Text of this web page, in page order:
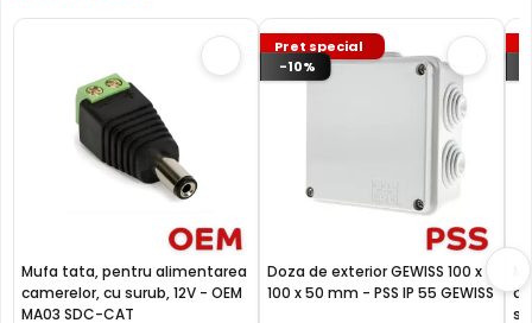
Mufa tata, pentru alimentarea
camerelor, cu surub, 12V - OEM
MA03 SDC-CAT
Pret special
-10%
Doza de exterior GEWISS 100 x
100 x 50 mm - PSS IP 55 GEWISS